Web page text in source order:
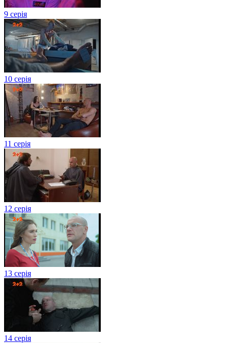
9 серія
10 серія
11 серія
12 серія
13 серія
14 серія